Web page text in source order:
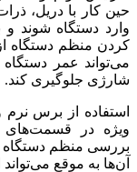
حین کار با دریل،
وارد دستگاه شوند و
کردن منظم دستگاه از
می‌تواند عمر
شارژی جلوگیری کند.
استفاده از برس
ویژه در قسمت‌های
بررسی منظم دستگاه
آن‌ها به موقع